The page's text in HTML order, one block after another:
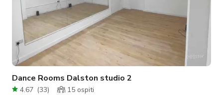
Dance Rooms Dalston studio 2
4.67 (33) 15 ospiti